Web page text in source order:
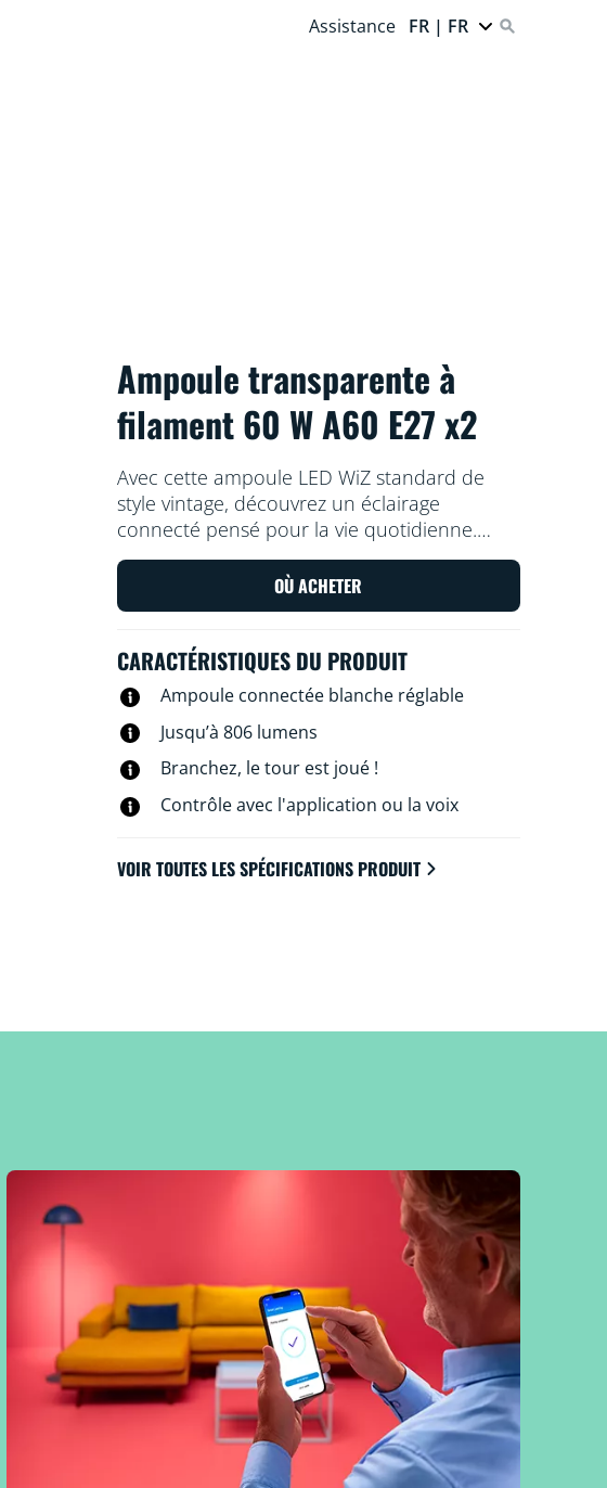
Assistance FR | FR
Ampoule transparente à
filament 60 W A60 E27 x2
Avec cette ampoule LED WiZ standard de
style vintage, découvrez un éclairage
connecté pensé pour la vie quotidienne.
Vous voulez vous détendre ou au contraire
vous concentrer sur quelque chose ?
Choisissez une lumière blanche plus ou
programmes d'allumage et d'extinction de
vos lampes pour la semaine ou selon un jour
précis, et commander le système via votre
smartphone ou à la voix. Vous pouvez même
y accéder à distance. Pas besoin de matériel
directement au Wi-Fi.
OÙ ACHETER
CARACTÉRISTIQUES DU PRODUIT
Ampoule connectée blanche réglable
Jusqu’à 806 lumens
Branchez, le tour est joué !
Contrôle avec l'application ou la voix
VOIR TOUTES LES SPÉCIFICATIONS PRODUIT